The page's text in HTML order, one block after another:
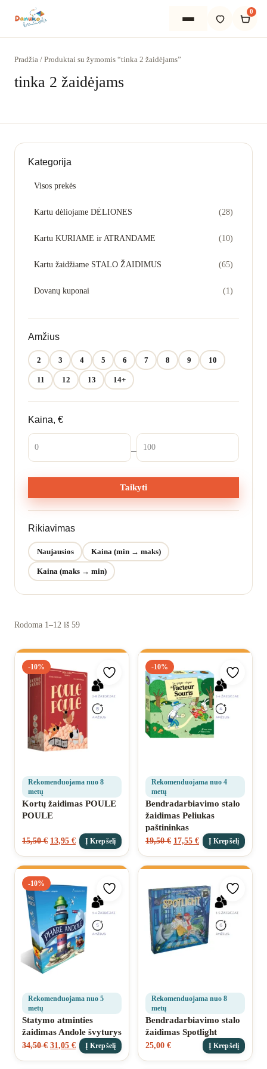
0
Išsirinkti
PADĖSIME IŠSIRINKTI
Dovanos vaikams
Dėlionės
Parduotuvė
Norų sąrašas
Pradžia / Produktai su žymomis “tinka 2 žaidėjams”
tinka 2 žaidėjams
Kategorija
Visos prekės
Kartu dėliojame DĖLIONES (28)
Kartu KURIAME ir ATRANDAME (10)
Kartu žaidžiame STALO ŽAIDIMUS (65)
Dovanų kuponai (1)
Amžius
2 3 4 5 6 7 8 9 10
11 12 13 14+
Kaina, €
–
Taikyti
Rikiavimas
Naujausios Kaina (min → maks)
Kaina (maks → min)
Rodoma 1–12 iš 59
-10%
Pridėti prie mėgstamiausių
Rekomenduojama nuo 8
metų
Kortų žaidimas POULE
POULE
15,50€ 13,95 € Į Krepšelį
-10%
Pridėti
Rekomenduojama nuo 4
metų
Bendradarbiavimo stalo
žaidimas Peliukas
paštininkas
19,50€ 17,55 € Į Krepšelį
-10%
Pridėti prie mėgstamiausių
Rekomenduojama nuo 5
metų
Statymo atminties
žaidimas Andole švyturys
34,50€ 31,05 € Į Krepšelį
Pridėti
Rekomenduojama nuo 8
metų
Bendradarbiavimo stalo
žaidimas Spotlight
25,00 € Į Krepšelį